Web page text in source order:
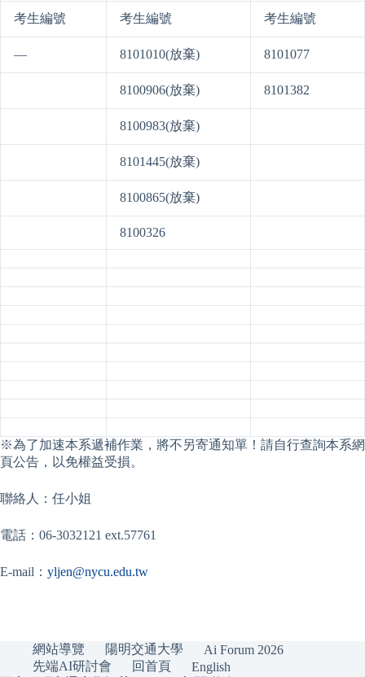
考生編號 考生編號 考生編號
— 8101010(放棄) 8101077
8100906(放棄) 8101382
8100983(放棄)
8101445(放棄)
8100865(放棄)
8100326
※為了加速本系遞補作業，將不另寄通知單！請自行查詢本系網
頁公告，以免權益受損。
聯絡人：任小姐
電話：06-3032121 ext.57761
E-mail： yljen@nycu.edu.tw
網站導覽 陽明交通大學
Ai Forum 2026
先端AI研討會
回首頁
English